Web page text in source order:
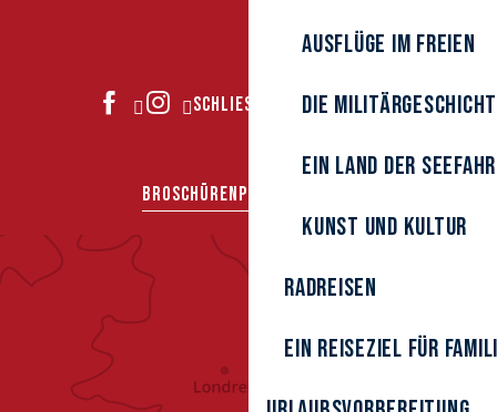
Ausflüge im Freien
Die
Ein Land der
Kunst und Kultur
Radreisen
Ein Reiseziel für
SCHLIESSEN SIE SICH UNS AN
BROSCHÜRENPRESSEBEREICH